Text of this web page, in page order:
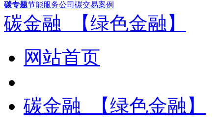
碳专题节能服务公司 碳交易案例
碳金融_【绿色金融】
网站首页
碳金融_【绿色金融】